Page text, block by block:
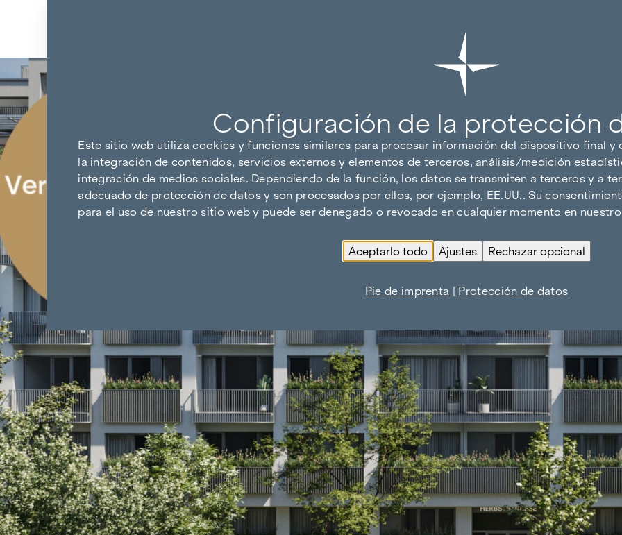
Volver a los resultados
Configuración de la protección
Este sitio web utiliza cookies y funciones similares para procesar información del dispositivo final y
la integración de contenidos, servicios externos y elementos de terceros, análisis/medición
integración de medios sociales. Dependiendo de la función, los datos se transmiten a terceros y a
adecuado de protección de datos y son procesados por ellos, por ejemplo, EE.UU.. Su
para el uso de nuestro sitio web y puede ser denegado o revocado en cualquier momento en
Aceptarlo todo Ajustes Rechazar opcional
Pie de imprenta | Protección de datos